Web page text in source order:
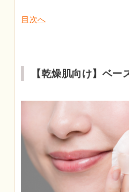
目次へ
【乾燥肌向け】ベー